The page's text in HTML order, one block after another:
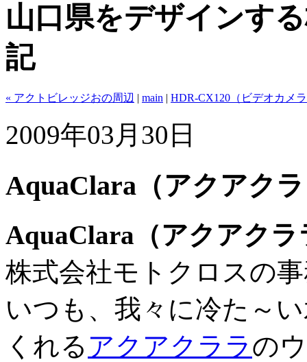
山口県をデザインす
記
« アクトビレッジおの周辺 | main | HDR-CX120（ビデオカメ
2009年03月30日
AquaClara（アクアク
AquaClara（アクアク
株式会社モトクロスの
いつも、我々に冷た～
くれる アクアクララの